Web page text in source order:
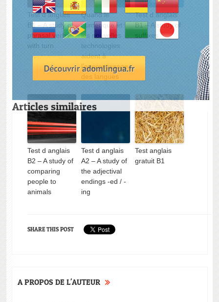
Test d anglais
B1 – A study of
phrasal verbs
with turn
Quand le
numerique et
les nouvelles
technologies
aident à
l’apprentissage
des langues
Test d anglais
B1 – A study of
suffixes
Test d anglais
B2 – A study of
comparing
people to
animals
Test d anglais
A2 – A study of
the adjectival
endings -ed / -
ing
Test anglais
gratuit B1
SHARE THIS POST
A PROPOS DE L'AUTEUR
Articles similaires
Test d anglais
B1 – A study of
phrasal verbs
Quand le
numerique et
les nouvelles
l’apprentissage
des langues
Test d anglais
B1 – A study of